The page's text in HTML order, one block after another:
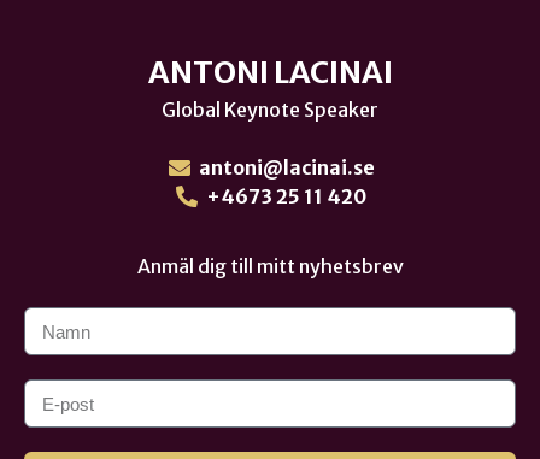
ANTONI LACINAI
Global Keynote Speaker
antoni@lacinai.se
+4673 25 11 420
Anmäl dig till mitt nyhetsbrev